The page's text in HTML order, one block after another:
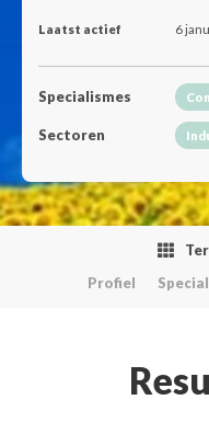
Laatst actief 6
Specialismes
Sectoren
Profiel